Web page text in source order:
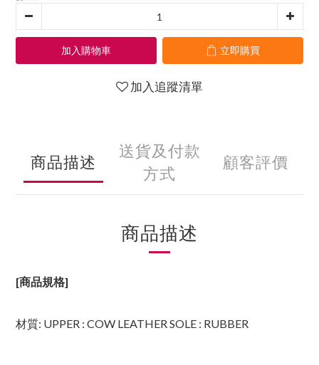
加入購物車 立即購買
加入追蹤清單
商品描述
送貨及付款
方式
顧客評價
商品描述
[商品規格]
材質: UPPER : COW LEATHER SOLE : RUBBER